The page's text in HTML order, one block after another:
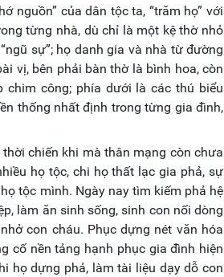
nguồn” của dân tộc ta, “trăm họ” với
từng nhà, dù chỉ là một kệ thờ nhỏ
sự”; họ danh gia và nhà từ đường
vị, bên phải bàn thờ là bình hoa, còn
chim công; phía dưới là các thú biểu
thống nhất định trong từng gia đình,
chiến khi mà thân mạng còn chưa
họ tộc, chi họ thất lạc gia phả, sự
tộc mình. Ngày nay tìm kiếm phả hệ
làm ăn sinh sống, sinh con nối dòng
con cháu. Phục dựng nét văn hóa
cố nền tảng hạnh phục gia đình hiện
họ dựng phả, làm tài liệu dạy dỗ con